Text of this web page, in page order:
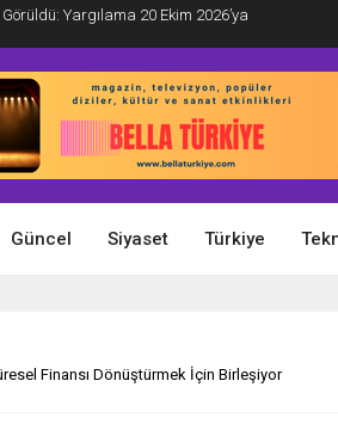
Yargılama 20 Ekim 2026’ya
Güncel Siyaset Türkiye
Finansı Dönüştürmek İçin Birleşiyor